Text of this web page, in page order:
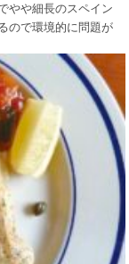
やや細長のスペイン
ので環境的に問題が